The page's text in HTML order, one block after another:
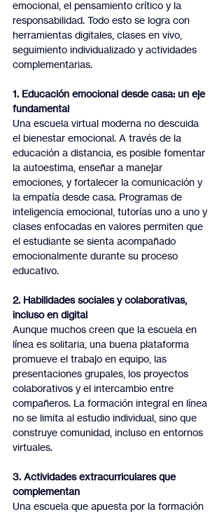
emocional, el pensamiento crítico y la
responsabilidad. Todo esto se logra con
herramientas digitales, clases en vivo,
seguimiento individualizado y actividades
complementarias.
1. Educación emocional desde casa: un eje
fundamental
Una escuela virtual moderna no descuida
el bienestar emocional. A través de la
educación a distancia, es posible fomentar
la autoestima, enseñar a manejar
emociones, y fortalecer la comunicación y
la empatía desde casa. Programas de
inteligencia emocional, tutorías uno a uno y
clases enfocadas en valores permiten que
el estudiante se sienta acompañado
emocionalmente durante su proceso
educativo.
2. Habilidades sociales y colaborativas,
incluso en digital
Aunque muchos creen que la escuela en
línea es solitaria, una buena plataforma
promueve el trabajo en equipo, las
presentaciones grupales, los proyectos
colaborativos y el intercambio entre
compañeros. La formación integral en línea
no se limita al estudio individual, sino que
construye comunidad, incluso en entornos
virtuales.
3. Actividades extracurriculares que
complementan
Una escuela que apuesta por la formación